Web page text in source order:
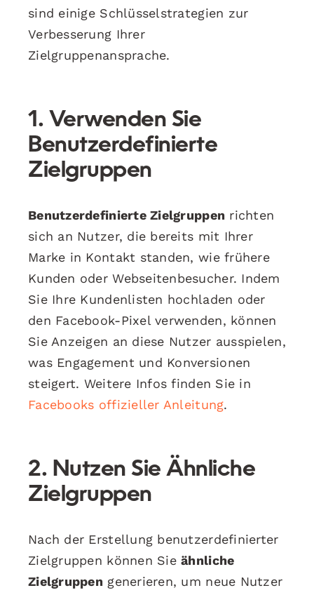
sind einige Schlüsselstrategien zur
Verbesserung Ihrer
Zielgruppenansprache.
1. Verwenden Sie
Benutzerdefinierte
Zielgruppen
Benutzerdefinierte Zielgruppen richten
sich an Nutzer, die bereits mit Ihrer
Marke in Kontakt standen, wie frühere
Kunden oder Webseitenbesucher. Indem
Sie Ihre Kundenlisten hochladen oder
den Facebook-Pixel verwenden, können
Sie Anzeigen an diese Nutzer ausspielen,
was Engagement und Konversionen
steigert. Weitere Infos finden Sie in
Facebooks offizieller Anleitung.
2. Nutzen Sie Ähnliche
Zielgruppen
Nach der Erstellung benutzerdefinierter
Zielgruppen können Sieähnliche
Zielgruppen generieren, um neue Nutzer